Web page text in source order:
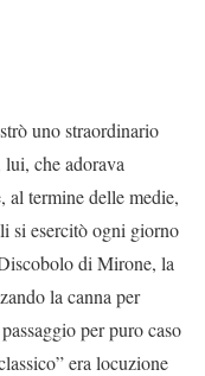
uno straordinario
che adorava
al termine delle medie,
si esercitò ogni giorno
di Mirone, la
la canna per
per puro caso
era locuzione